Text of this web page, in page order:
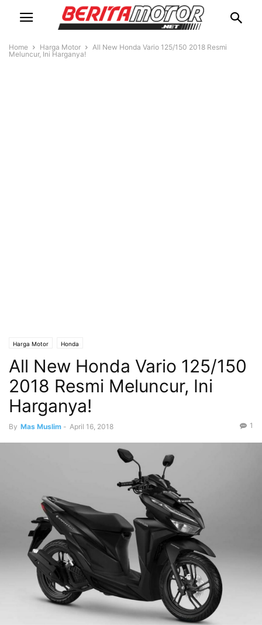
Home Harga Motor
All New Honda Vario 125/150 2018 Resmi
Meluncur, Ini Harganya!
Harga Motor Honda
All New Honda Vario 125/150
2018 Resmi Meluncur, Ini
Harganya!
By Mas Muslim - April 16, 2018 1